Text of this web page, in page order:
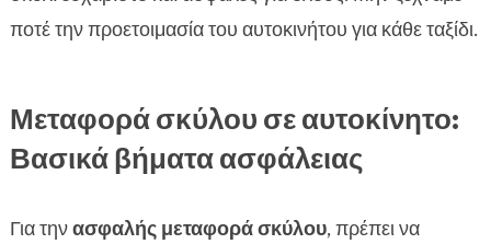
ποτέ την προετοιμασία του αυτοκινήτου για κάθε ταξίδι.
Μεταφορά σκύλου σε αυτοκίνητο:
Βασικά βήματα ασφάλειας
Για τηνασφαλής μεταφορά σκύλου, πρέπει να